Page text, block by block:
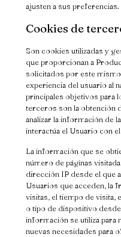
ajusten a sus preferencias.
Cookies de
Son cookies utilizadas y
que proporcionan a
solicitados por este
experiencia del usuario al
principales objetivos para
terceros son la obtención
analizar la información de
interactúa el Usuario con
La información que se
número de páginas
dirección IP desde el que
Usuarios que acceden, la
visitas, el tiempo de visita,
o tipo de dispositivo desde
información se utiliza para
nuevas necesidades para